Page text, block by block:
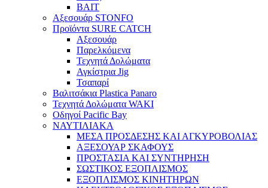
BAIT
Αξεσουάρ STONFO
Προϊόντα SURE CATCH
Αξεσουάρ
Παρελκόμενα
Τεχνητά Δολώματα
Αγκίστρια Jig
Τσαπαρί
Βαλιτσάκια Plastica Panaro
Τεχνητά Δολώματα WAKI
Οδηγοί Pacific Bay
ΝΑΥΤΙΛΙΑΚΑ
ΜΕΣΑ ΠΡΟΣΔΕΣΗΣ ΚΑΙ ΑΓΚΥΡΟΒΟΛΙΑΣ
ΑΞΕΣΟΥΑΡ ΣΚΑΦΟΥΣ
ΠΡΟΣΤΑΣΙΑ ΚΑΙ ΣΥΝΤΗΡΗΣΗ
ΣΩΣΤΙΚΟΣ ΕΞΟΠΛΙΣΜΟΣ
ΕΞΟΠΛΙΣΜΟΣ ΚΙΝΗΤΗΡΩΝ